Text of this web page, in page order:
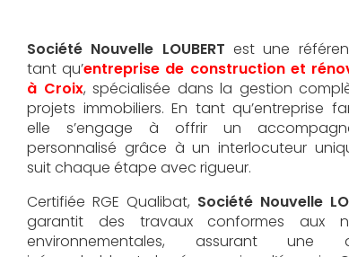
Société Nouvelle LOUBERT est une
tant qu’entreprise de construction et
à Croix, spécialisée dans la gestion
projets immobiliers. En tant qu’entreprise
elle s’engage à offrir un
personnalisé grâce à un interlocuteur
suit chaque étape avec rigueur.
Certifiée RGE Qualibat, Société Nouvelle
garantit des travaux conformes aux
environnementales, assurant une